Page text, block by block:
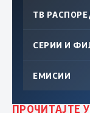
ТВ
СЕРИИ И
ЕМИСИИ
ПРОЧИТАЈТЕ